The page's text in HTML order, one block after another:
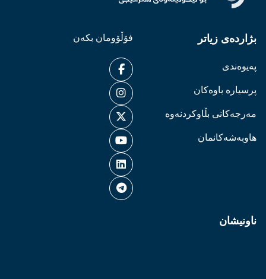
بژاردەی زیاتر
پەیوەندی
پرسیارە باوەکان
مەرجەکانی بڵاوکردنەوە
هاوبەشەکانمان
فۆڵۆومان بکەن
ناونیشان